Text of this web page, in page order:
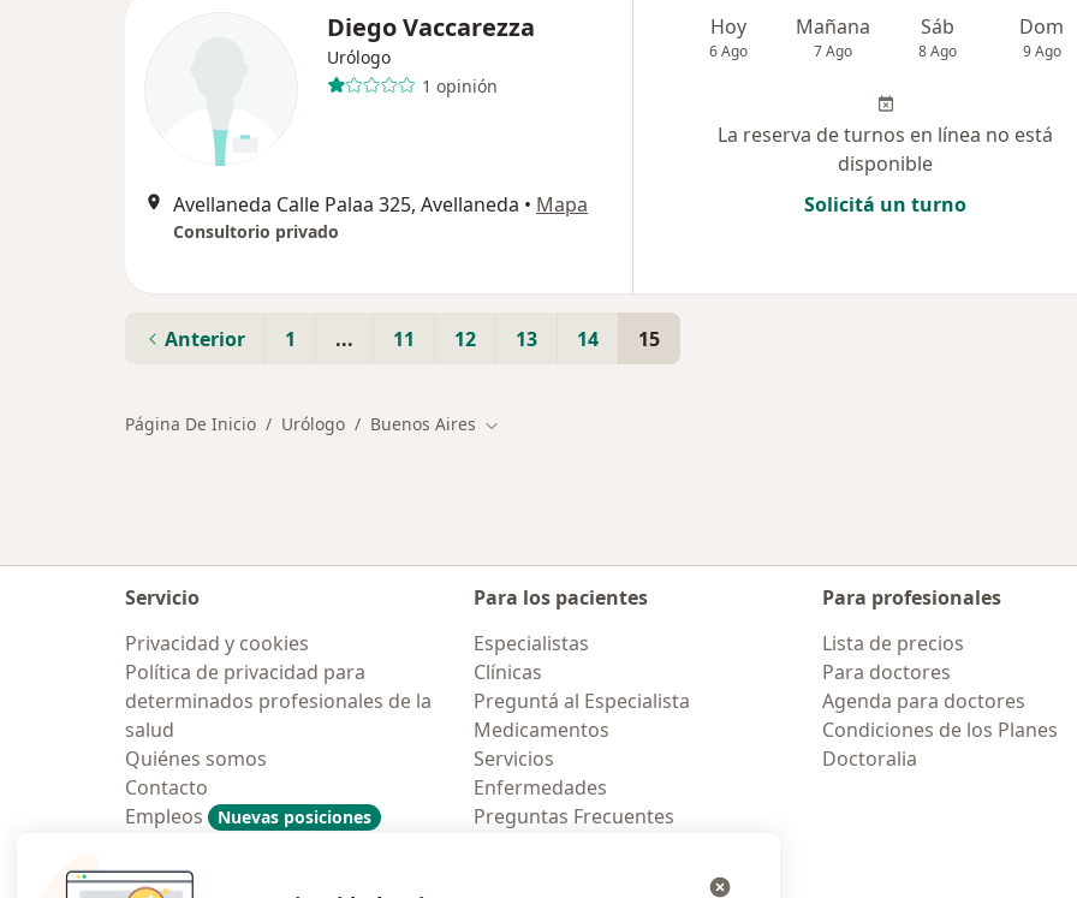
Diego Vaccarezza
Urólogo
1 opinión
Avellaneda Calle Palaa 325, Avellaneda • Mapa
Consultorio privado
Hoy
6 Ago
Mañana
7 Ago
Sáb
8 Ago
Dom
9 Ago
La reserva de turnos en línea no está
disponible
Solicitá un turno
Anterior 1 ... 11 12 13 14 15
Página De Inicio Urólogo Buenos Aires Cambiar de ciudad
Servicio
Privacidad y cookies
Política de privacidad para
determinados profesionales de la
salud
Quiénes somos
Contacto
Empleos
Nuevas posiciones
Contratación
Para los pacientes
Especialistas
Clínicas
Preguntá al Especialista
Medicamentos
Servicios
Enfermedades
Preguntas Frecuentes
Para profesionales
Lista de precios
Para doctores
Agenda para doctores
Condiciones de los Planes
Doctoralia